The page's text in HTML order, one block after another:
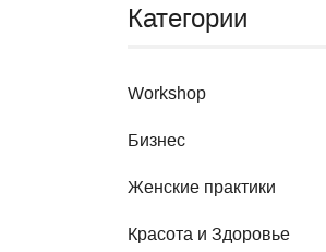
Категории
Workshop
Бизнес
Женские практики
Красота и Здоровье